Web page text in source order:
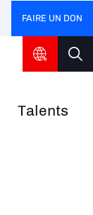
Talents
FAIRE UN DON